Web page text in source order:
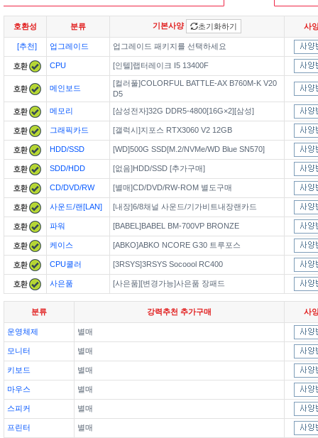
호환성 분류 기본사양 초기화하기 사
[추천] 업그레이드 업그레이드 패키지를 선택하세요
CPU [인텔]랩터레이크 I5 13400F
메인보드
[컬러풀]COLORFUL BATTLE-AX B760M-K V20
D5
메모리
[삼성전자]32G DDR5-4800[16G×2][삼성]
그래픽카드 [갤럭시]지포스 RTX3060 V2 12GB
HDD/SSD [WD]500G SSD[M.2/NVMe/WD Blue SN570]
SDD/HDD [없음]HDD/SSD [추가구매]
CD/DVD/RW [별매]CD/DVD/RW-ROM 별도구매
사운드/랜[LAN] [내장]6/8채널 사운드/기가비트내장랜카드
파워 [BABEL]BABEL BM-700VP BRONZE
케이스 [ABKO]ABKO NCORE G30 트루포스
CPU쿨러 [3RSYS]3RSYS Socoool RC400
사은품 [사은품][변경가능]사은품 장패드
분류 강력추천 추가구매 사
운영체제 별매
모니터 별매
키보드 별매
마우스 별매
스피커 별매
프린터 별매